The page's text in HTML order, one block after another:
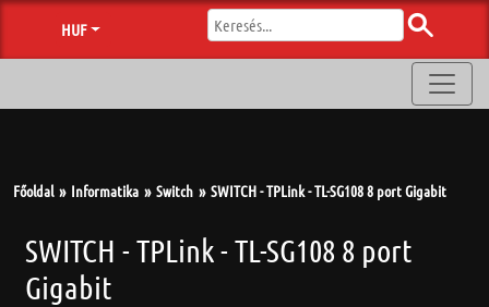
HUF
Főoldal Informatika Switch SWITCH - TPLink - TL-SG108 8 port Gigabit
SWITCH - TPLink - TL-SG108 8 port
Gigabit